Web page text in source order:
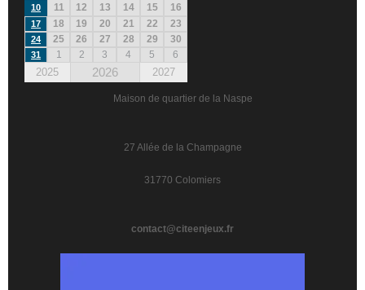
10 11 12 13 14 15 16
17 18 19 20 21 22 23
24 25 26 27 28 29 30
31 1 2 3 4 5 6
2025 2026 2027
Maison de quartier de la Naspe
27 Allée de la Champagne
31770 Colomiers
contact@citeenjeux.fr